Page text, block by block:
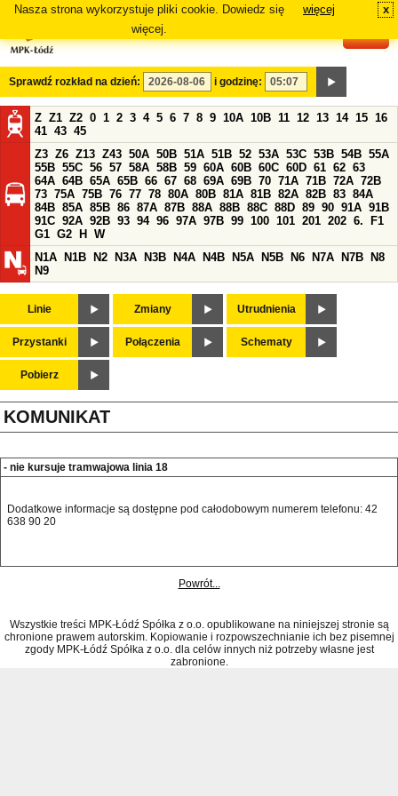
Nasza strona wykorzystuje pliki cookie. Dowiedz się
więcej.
więcej x
Sprawdź rozkład na dzień: i godzinę:
Z Z1 Z2 0 1 2 3 4 5 6 7 8 9 10A 10B 11 12 13 14 15 16
41 43 45
Z3 Z6 Z13 Z43 50A 50B 51A 51B 52 53A 53C 53B 54B 55A
55B 55C 56 57 58A 58B 59 60A 60B 60C 60D 61 62 63
64A 64B 65A 65B 66 67 68 69A 69B 70 71A 71B 72A 72B
73 75A 75B 76 77 78 80A 80B 81A 81B 82A 82B 83 84A
84B 85A 85B 86 87A 87B 88A 88B 88C 88D 89 90 91A 91B
91C 92A 92B 93 94 96 97A 97B 99 100 101 201 202 6.
F1
G1 G2 H
W
N1A
N1B N2 N3A N3B N4A N4B N5A N5B N6 N7A N7B
N8
N9
Linie Zmiany Utrudnienia
Przystanki Połączenia Schematy
Pobierz
KOMUNIKAT
- nie kursuje tramwajowa linia 18
Dodatkowe informacje są dostępne pod całodobowym numerem telefonu: 42
638 90 20
Powrót...
Wszystkie treści MPK-Łódź Spółka z o.o. opublikowane na niniejszej stronie są
chronione prawem autorskim. Kopiowanie i rozpowszechnianie ich bez pisemnej
zgody MPK-Łódź Spółka z o.o. dla celów innych niż potrzeby własne jest
zabronione.